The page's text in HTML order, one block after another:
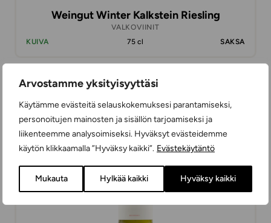
Arvostamme yksityisyyttäsi
Käytämme evästeitä selauskokemuksesi parantamiseksi,
personoitujen mainosten ja sisällön tarjoamiseksi ja
liikenteemme analysoimiseksi. Hyväksyt evästeidemme
käytön klikkaamalla ”Hyväksy kaikki”. Evästekäytäntö
Mukauta Hylkää kaikki Hyväksy kaikki
Weingut Winter Kalkstein Riesling
VALKOVIINIT
KUIVA
75 cl SAKSA